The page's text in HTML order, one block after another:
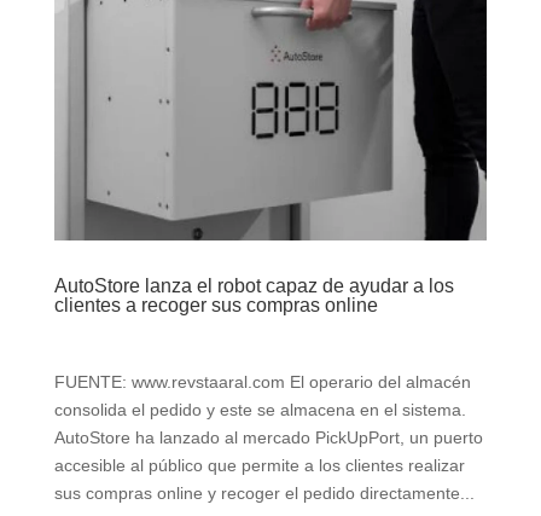
AutoStore lanza el robot capaz de ayudar a los
clientes a recoger sus compras online
FUENTE: www.revstaaral.com El operario del almacén
consolida el pedido y este se almacena en el sistema.
AutoStore ha lanzado al mercado PickUpPort, un puerto
accesible al público que permite a los clientes realizar
sus compras online y recoger el pedido directamente...